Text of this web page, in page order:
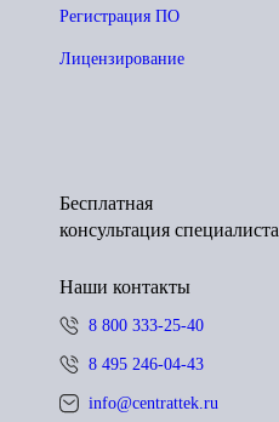
Регистрация ПО
Лицензирование
Бесплатная
консультация специалиста
Наши контакты
8 800 333-25-40
8 495 246-04-43
info@centrattek.ru